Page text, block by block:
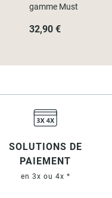
gamme Must
32,90 €
SOLUTIONS DE
PAIEMENT
en 3x ou 4x *